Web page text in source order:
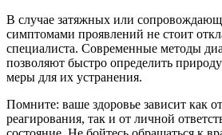
В случае затяжных или
симптомами проявлений не стоит
специалиста. Современные методы
позволяют быстро определить
меры для их устранения.
Помните: ваше здоровье зависит как
реагирования, так и от личной